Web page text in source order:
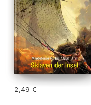
2,49 €